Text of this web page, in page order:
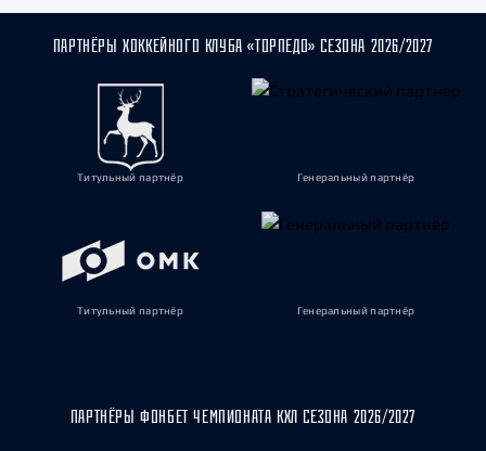
ПАРТНЁРЫ ХОККЕЙНОГО КЛУБА «ТОРПЕДО» СЕЗОНА 2026/2027
Титульный партнёр Генеральный партнёр
Титульный партнёр Генеральный партнёр
ПАРТНЁРЫ ФОНБЕТ ЧЕМПИОНАТА КХЛ СЕЗОНА 2026/2027